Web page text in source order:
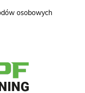
osobowych